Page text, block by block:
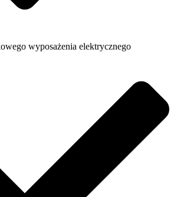
wyposażenia elektrycznego